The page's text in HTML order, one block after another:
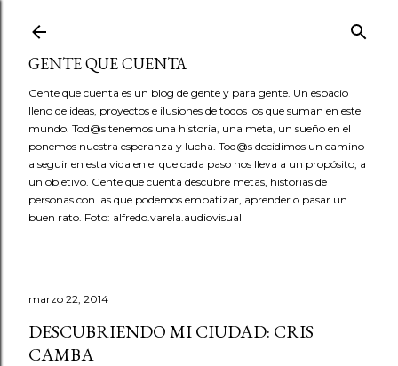
GENTE QUE CUENTA
Gente que cuenta es un blog de gente y para gente. Un espacio
lleno de ideas, proyectos e ilusiones de todos los que suman en este
mundo. Tod@s tenemos una historia, una meta, un sueño en el
ponemos nuestra esperanza y lucha. Tod@s decidimos un camino
a seguir en esta vida en el que cada paso nos lleva a un propósito, a
un objetivo. Gente que cuenta descubre metas, historias de
personas con las que podemos empatizar, aprender o pasar un
buen rato. Foto: alfredo.varela.audiovisual
marzo 22, 2014
DESCUBRIENDO MI CIUDAD: CRIS
CAMBA